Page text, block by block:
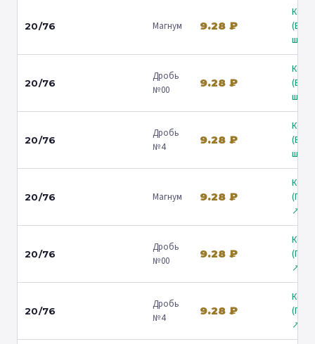
20/76 Магнум 9.28 ₽
ш.) ↗
20/76
Дробь
№00
9.28 ₽
ш.) ↗
20/76
Дробь
№4
9.28 ₽
ш.) ↗
20/76 Магнум 9.28 ₽
↗
20/76
Дробь
№00
9.28 ₽
↗
20/76
Дробь
№4
9.28 ₽
↗